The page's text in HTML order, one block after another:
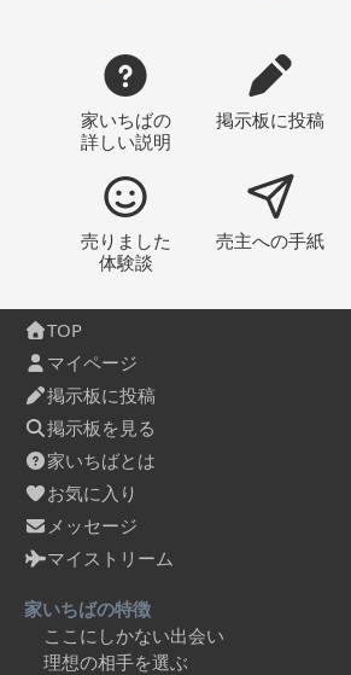
家いちばの
詳しい説明
掲示板に投稿
売りました
体験談
売主への手紙
TOP
マイページ
掲示板に投稿
掲示板を見る
家いちばとは
お気に入り
メッセージ
マイストリーム
家いちばの特徴
ここにしかない出会い
理想の相手を選ぶ